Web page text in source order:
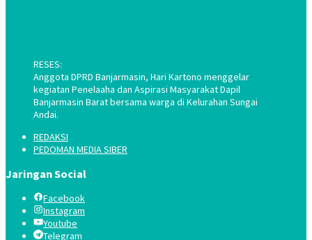
RESES:
Anggota DPRD Banjarmasin, Hari Kartono menggelar
kegiatan Penelaaha dan Aspirasi Masyarakat Dapil
Banjarmasin Barat bersama warga di Kelurahan Sungai
Andai.
REDAKSI
PEDOMAN MEDIA SIBER
Jaringan Social
Facebook
Instagram
Youtube
Telegram